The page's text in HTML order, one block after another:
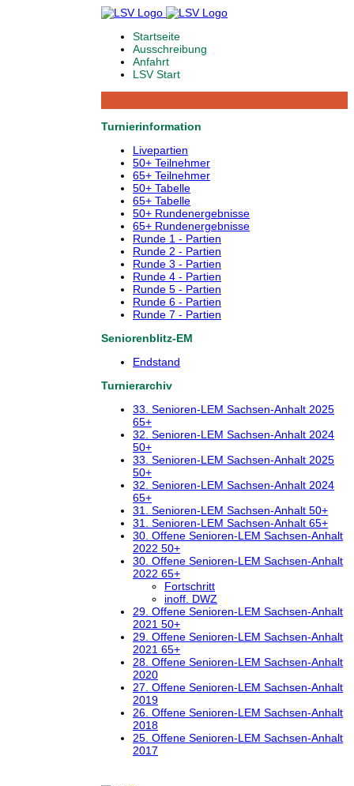
Startseite
Ausschreibung
Anfahrt
LSV Start
Turnierinformation
Livepartien
50+ Teilnehmer
65+ Teilnehmer
50+ Tabelle
65+ Tabelle
50+ Rundenergebnisse
65+ Rundenergebnisse
Runde 1 - Partien
Runde 2 - Partien
Runde 3 - Partien
Runde 4 - Partien
Runde 5 - Partien
Runde 6 - Partien
Runde 7 - Partien
Seniorenblitz-EM
Endstand
Turnierarchiv
33. Senioren-LEM Sachsen-Anhalt 2025
65+
32. Senioren-LEM Sachsen-Anhalt 2024
50+
33. Senioren-LEM Sachsen-Anhalt 2025
50+
32. Senioren-LEM Sachsen-Anhalt 2024
65+
31. Senioren-LEM Sachsen-Anhalt 50+
31. Senioren-LEM Sachsen-Anhalt 65+
30. Offene Senioren-LEM Sachsen-Anhalt
2022 50+
30. Offene Senioren-LEM Sachsen-Anhalt
2022 65+
Fortschritt
inoff. DWZ
29. Offene Senioren-LEM Sachsen-Anhalt
2021 50+
29. Offene Senioren-LEM Sachsen-Anhalt
2021 65+
28. Offene Senioren-LEM Sachsen-Anhalt
2020
27. Offene Senioren-LEM Sachsen-Anhalt
2019
26. Offene Senioren-LEM Sachsen-Anhalt
2018
25. Offene Senioren-LEM Sachsen-Anhalt
2017